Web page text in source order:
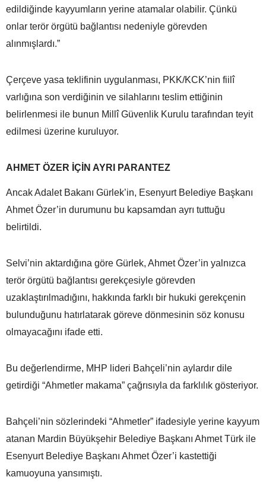
edildiğinde kayyumların yerine atamalar olabilir. Çünkü
onlar terör örgütü bağlantısı nedeniyle görevden
alınmışlardı.”
Çerçeve yasa teklifinin uygulanması, PKK/KCK’nin fiilî
varlığına son verdiğinin ve silahlarını teslim ettiğinin
belirlenmesi ile bunun Millî Güvenlik Kurulu tarafından teyit
edilmesi üzerine kuruluyor.
AHMET ÖZER İÇİN AYRI PARANTEZ
Ancak Adalet Bakanı Gürlek’in, Esenyurt Belediye Başkanı
Ahmet Özer’in durumunu bu kapsamdan ayrı tuttuğu
belirtildi.
Selvi’nin aktardığına göre Gürlek, Ahmet Özer’in yalnızca
terör örgütü bağlantısı gerekçesiyle görevden
uzaklaştırılmadığını, hakkında farklı bir hukuki gerekçenin
bulunduğunu hatırlatarak göreve dönmesinin söz konusu
olmayacağını ifade etti.
Bu değerlendirme, MHP lideri Bahçeli’nin aylardır dile
getirdiği “Ahmetler makama” çağrısıyla da farklılık gösteriyor.
Bahçeli’nin sözlerindeki “Ahmetler” ifadesiyle yerine kayyum
atanan Mardin Büyükşehir Belediye Başkanı Ahmet Türk ile
Esenyurt Belediye Başkanı Ahmet Özer’i kastettiği
kamuoyuna yansımıştı.